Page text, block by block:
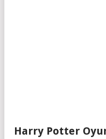
Harry Potter